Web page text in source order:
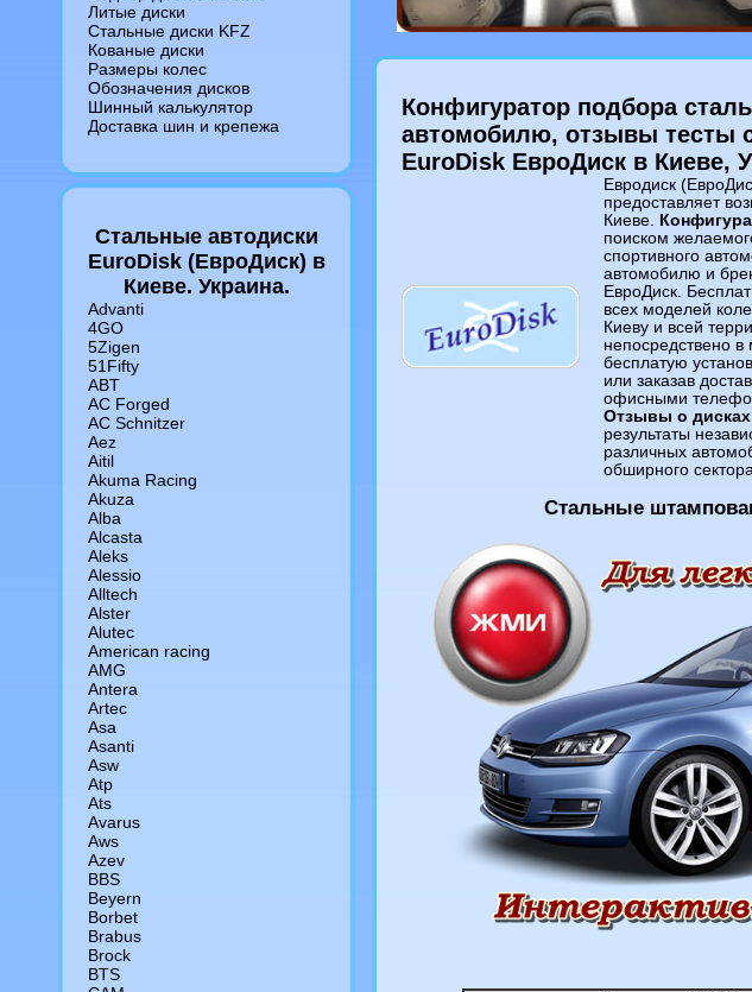
Литые диски
Стальные диски KFZ
Кованые диски
Размеры колес
Обозначения дисков
Шинный калькулятор
Доставка шин и крепежа
Стальные автодиски
EuroDisk (ЕвроДиск) в
Киеве. Украина.
Advanti
4GO
5Zigen
51Fifty
ABT
AC Forged
AC Schnitzer
Aez
Aitil
Akuma Racing
Akuza
Alba
Alcasta
Aleks
Alessio
Alltech
Alster
Alutec
American racing
AMG
Antera
Artec
Asa
Asanti
Asw
Atp
Ats
Avarus
Aws
Azev
BBS
Beyern
Borbet
Brabus
Brock
BTS
Конфигуратор подбора
автомобилю, отзывы тесты
EuroDisk ЕвроДиск в
Евродиск
предоставляет
Киеве.
поиском
спортивного
автомобилю и
ЕвроДиск.
всех моделей
Киеву и всей
непосредствено
бесплатую
или заказав
офисными
Отзывы о
результаты
различных
обширного
Стальные